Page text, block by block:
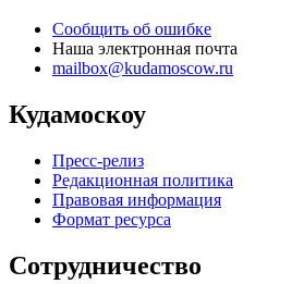
Сообщить об ошибке
Наша электронная почта
mailbox@kudamoscow.ru
Кудамоскоу
Пресс-релиз
Редакционная политика
Правовая информация
Формат ресурса
Сотрудничество